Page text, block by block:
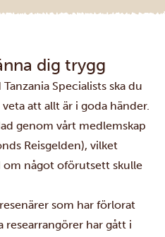
dig trygg
Specialists ska du
att allt är i goda händer.
genom vårt medlemskap
Reisgelden), vilket
om något oförutsett skulle
som har förlorat
researrangörer har gått i